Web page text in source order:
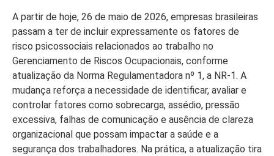
A partir de hoje, 26 de maio de 2026, empresas brasileiras
passam a ter de incluir expressamente os fatores de
risco psicossociais relacionados ao trabalho no
Gerenciamento de Riscos Ocupacionais, conforme
atualização da Norma Regulamentadora nº 1, a NR-1. A
mudança reforça a necessidade de identificar, avaliar e
controlar fatores como sobrecarga, assédio, pressão
excessiva, falhas de comunicação e ausência de clareza
organizacional que possam impactar a saúde e a
segurança dos trabalhadores. Na prática, a atualização tira